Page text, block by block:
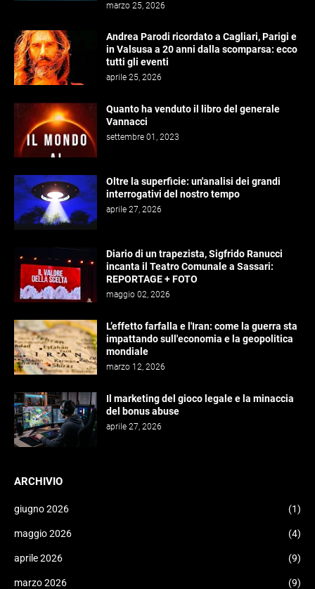
marzo 25, 2026
Andrea Parodi ricordato a Cagliari, Parigi e
in Valsusa a 20 anni dalla scomparsa: ecco
tutti gli eventi
aprile 25, 2026
Quanto ha venduto il libro del generale
Vannacci
settembre 01, 2023
Oltre la superficie: un'analisi dei grandi
interrogativi del nostro tempo
aprile 27, 2026
Diario di un trapezista, Sigfrido Ranucci
incanta il Teatro Comunale a Sassari:
REPORTAGE + FOTO
maggio 02, 2026
L’effetto farfalla e l'Iran: come la guerra sta
impattando sull'economia e la geopolitica
mondiale
marzo 12, 2026
Il marketing del gioco legale e la minaccia
del bonus abuse
aprile 27, 2026
ARCHIVIO
giugno 2026 (1)
maggio 2026 (4)
aprile 2026 (9)
marzo 2026 (9)